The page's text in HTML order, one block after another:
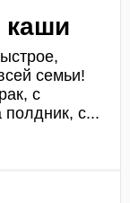
каши
семьи!
с
полдник, с...